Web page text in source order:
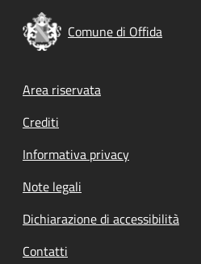
Comune di Offida
Footer menu
Area riservata
Crediti
Informativa privacy
Note legali
Dichiarazione di accessibilità
Contatti